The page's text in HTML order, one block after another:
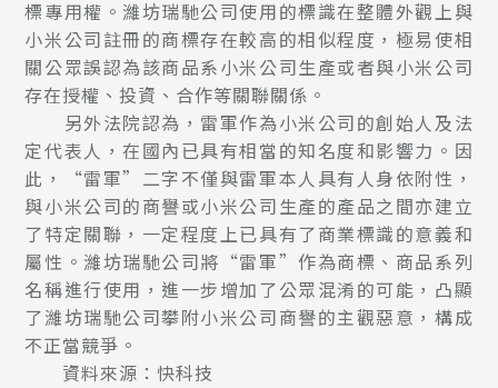
標專用權。濰坊瑞馳公司使用的標識在整體外觀上與
小米公司註冊的商標存在較高的相似程度，極易使相
關公眾誤認為該商品系小米公司生產或者與小米公司
存在授權、投資、合作等關聯關係。
另外法院認為，雷軍作為小米公司的創始人及法
定代表人，在國內已具有相當的知名度和影響力。因
此，“雷軍”二字不僅與雷軍本人具有人身依附性，
與小米公司的商譽或小米公司生產的產品之間亦建立
了特定關聯，一定程度上已具有了商業標識的意義和
屬性。濰坊瑞馳公司將“雷軍”作為商標、商品系列
名稱進行使用，進一步增加了公眾混淆的可能，凸顯
了濰坊瑞馳公司攀附小米公司商譽的主觀惡意，構成
不正當競爭。
資料來源：快科技